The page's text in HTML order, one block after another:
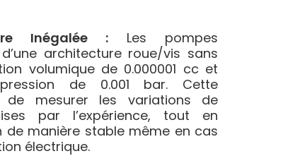
Inégalée : Les pompes
architecture roue/vis sans
volumique de 0.000001 cc et
de 0.001 bar. Cette
de mesurer les variations de
par l’expérience, tout en
de manière stable même en cas
électrique.